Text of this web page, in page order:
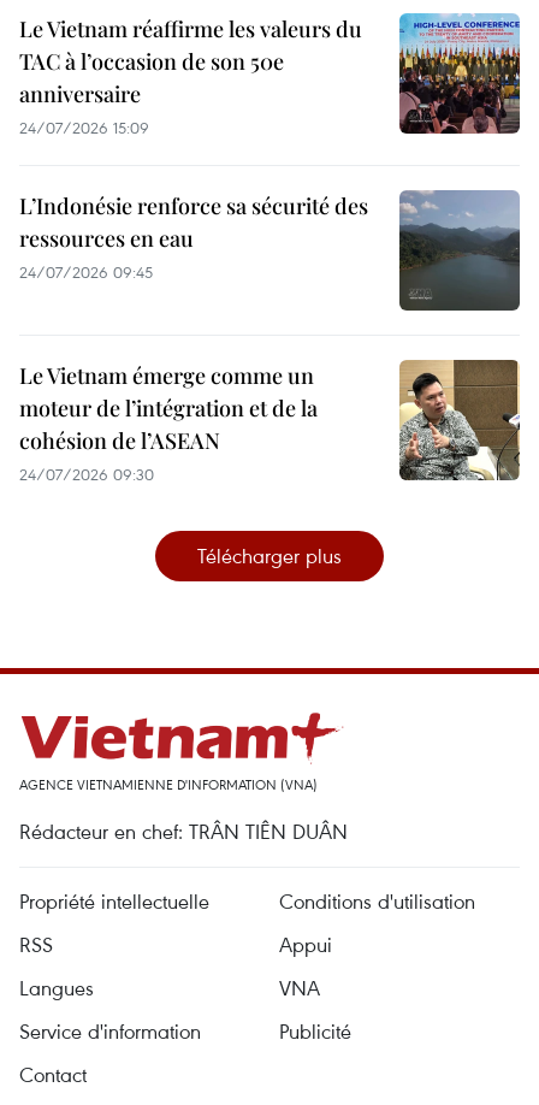
Le Vietnam réaffirme les valeurs du
TAC à l’occasion de son 50e
anniversaire
24/07/2026 15:09
L’Indonésie renforce sa sécurité des
ressources en eau
24/07/2026 09:45
Le Vietnam émerge comme un
moteur de l’intégration et de la
cohésion de l’ASEAN
24/07/2026 09:30
Télécharger plus
AGENCE VIETNAMIENNE D'INFORMATION (VNA)
Rédacteur en chef: TRÂN TIÊN DUÂN
Propriété intellectuelle
Conditions d'utilisation
RSS
Appui
Langues
VNA
Service d'information
Publicité
Contact